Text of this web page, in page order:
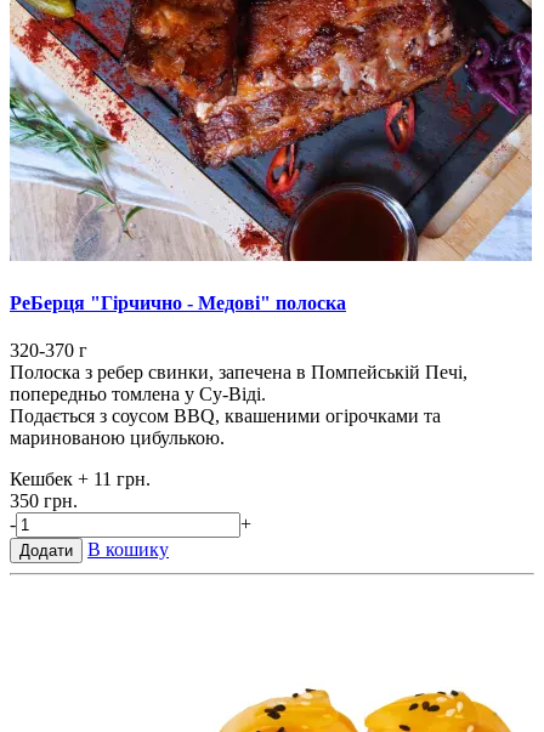
РеБерця "Гірчично - Медові" полоска
320-370 г
Полоска з ребер свинки, запечена в Помпейській Печі,
попередньо томлена у Су-Віді.
Подається з соусом BBQ, квашеними огірочками та
маринованою цибулькою.
Кешбек + 11 грн.
350 грн.
-
+
Додати В кошику